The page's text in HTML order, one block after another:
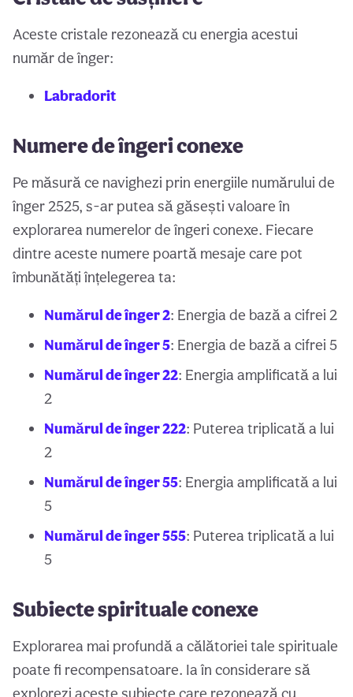
Aceste cristale rezonează cu energia acestui
număr de înger:
Labradorit
Numere de îngeri conexe
Pe măsură ce navighezi prin energiile numărului de
înger 2525, s-ar putea să găsești valoare în
explorarea numerelor de îngeri conexe. Fiecare
dintre aceste numere poartă mesaje care pot
îmbunătăți înțelegerea ta:
Numărul de înger 2: Energia de bază a cifrei 2
Numărul de înger 5: Energia de bază a cifrei 5
Numărul de înger 22: Energia amplificată a lui
2
Numărul de înger 222: Puterea triplicată a lui
2
Numărul de înger 55: Energia amplificată a lui
5
Numărul de înger 555: Puterea triplicată a lui
5
Subiecte spirituale conexe
Explorarea mai profundă a călătoriei tale spirituale
poate fi recompensatoare. Ia în considerare să
explorezi aceste subiecte care rezonează cu